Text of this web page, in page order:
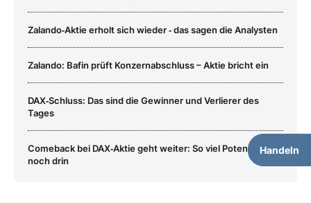
Handeln
Zalando‑Aktie erholt sich wieder ‑ das sagen die Analysten
Zalando: Bafin prüft Konzernabschluss – Aktie bricht ein
DAX‑Schluss: Das sind die Gewinner und Verlierer des
Tages
Comeback bei DAX‑Aktie geht weiter: So viel Potenzial ist
noch drin